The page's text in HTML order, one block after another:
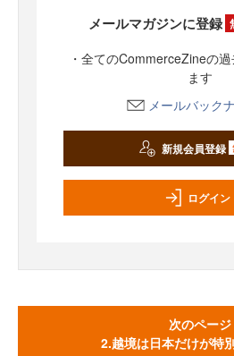
メールマガジンに登録
・全てのCommerceZineの
ます
メールバック
新規会員登録
ログイン
次のページ
2.越境は日本だけが特